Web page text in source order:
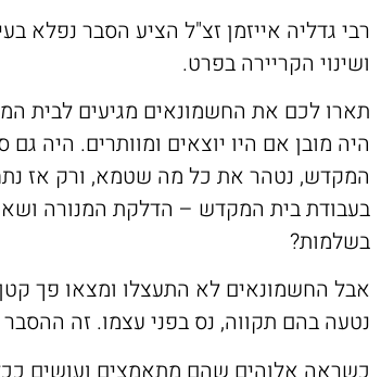
רבי גדליה אייזמן זצ"ל הציע הסבר נפלא
ושינוי הקריירה בפרט.
תארו לכם את החשמונאים מגיעים לבית
היה מובן אם היו יוצאים ומוותרים. היה
המקדש, נטהר את כל מה שטמא, ורק אז
בעבודת בית המקדש – הדלקת המנורה
בשלמות?
אבל החשמונאים לא התעצלו ומצאו פך
נטעה בהם תקווה, נס בפני עצמו. זה